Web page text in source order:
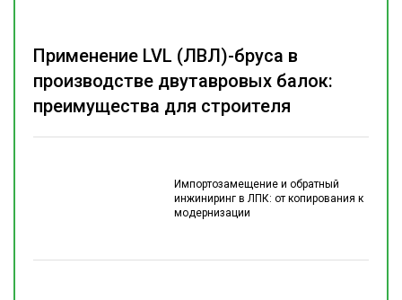
Импортозамещение и обратный
инжиниринг в ЛПК: от копирования к
модернизации
Применение LVL (ЛВЛ)-бруса в
производстве двутавровых балок:
преимущества для строителя